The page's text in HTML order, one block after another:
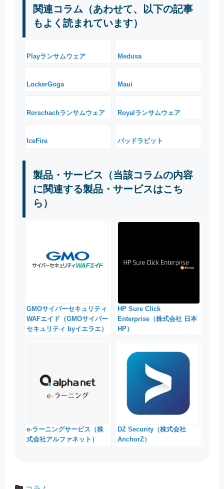
関連コラム（あわせて、以下の記事
もよく読まれています）
Playランサムウェア Medusa
LockerGoga Maui
Rorschachランサムウェア Royalランサムウェア
IceFire バッドラビット
製品・サービス（当該コラムの内容
に関連する製品・サービスはこち
ら）
GMOサイバーセキュリティ
WAFエイド（GMOサイバー
セキュリティ byイエラエ）
HP Sure Click
Enterprise（株式会社 日本
HP）
e-ラーニングサービス（株
式会社アルファネット）
DZ Security（株式会社
AnchorZ）